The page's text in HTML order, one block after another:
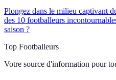
Plongez dans le milieu captivant
des 10 footballeurs
saison ?
Top Footballeurs
Votre source d'information pour